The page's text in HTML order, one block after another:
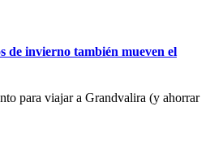
de invierno también mueven el